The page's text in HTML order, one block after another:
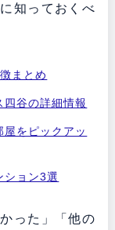
知っておくべ
まとめ
四谷の詳細情報
をピックアッ
ション3選
った」「他の